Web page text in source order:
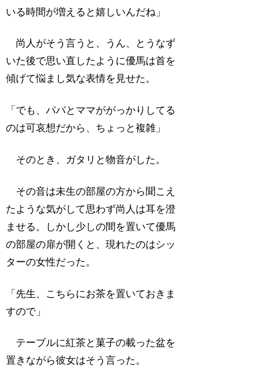
いる時間が増えると嬉しいんだね」
尚人がそう言うと、うん、とうなず
いた後で思い直したように優馬は首を
傾げて悩まし気な表情を見せた。
「でも、パパとママががっかりしてる
のは可哀想だから、ちょっと複雑」
そのとき、ガタリと物音がした。
その音は未生の部屋の方から聞こえ
たような気がして思わず尚人は耳を澄
ませる。しかし少しの間を置いて優馬
の部屋の扉が開くと、現れたのはシッ
ターの女性だった。
「先生、こちらにお茶を置いておきま
すので」
テーブルに紅茶と菓子の載った盆を
置きながら彼女はそう言った。